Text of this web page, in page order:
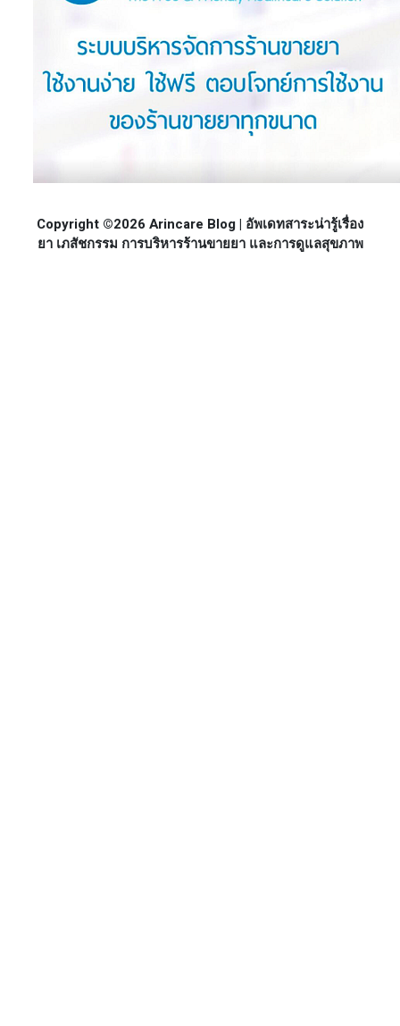
Copyright ©2026 Arincare Blog | อัพเดทสาระน่ารู้เรื่อง
ยา เภสัชกรรม การบริหารร้านขายยา และการดูแลสุขภาพ